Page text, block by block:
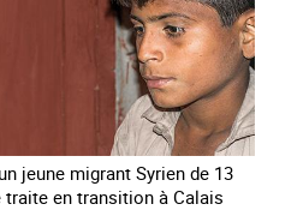
jeune migrant Syrien de 13
traite en transition à Calais